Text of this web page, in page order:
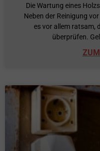
Die Wartung eines
Neben der Reinigung
es vor allem ratsam,
überprüfen.